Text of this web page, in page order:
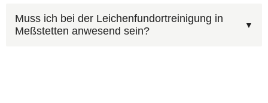
Kosten Sie rechnen müssen. Rufen Sie uns unter
0800 6003005an oder nutzen Sie das
Ja, über unserKontaktformularkönnen Sie Fotos
hochladen. Bilder der betroffenen Räume helfen
Muss ich bei der Leichenfundortreinigung in
Meßstetten anwesend sein?